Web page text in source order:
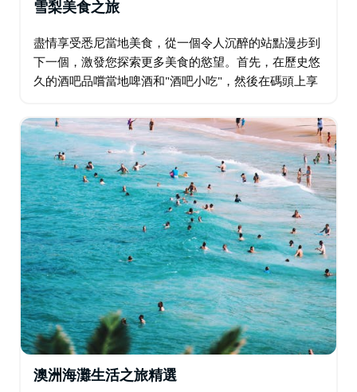
雪梨美食之旅
盡情享受悉尼當地美食，從一個令人沉醉的站點漫步到
下一個，激發您探索更多美食的慾望。首先，在歷史悠
久的酒吧品嚐當地啤酒和"酒吧小吃"，然後在碼頭上享
享用令人垂涎的兩道菜午餐，搭配當地優質啤酒或葡萄
酒…
澳洲海灘生活之旅精選